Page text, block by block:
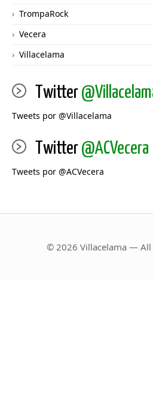
TrompaRock
Vecera
Villacelama
Twitter
Tweets por @Villacelama
Twitter @ACVecera
Tweets por @ACVecera
© 2026 Villacelama — All